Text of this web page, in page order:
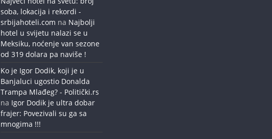
soba, lokacija i rekordi -
srbijahoteli.com na Najbolji
hotel u svijetu nalazi se u
Meksiku, noćenje van sezone
od 319 dolara pa naviše !
Ko je Igor Dodik, koji je u
Banjaluci ugostio Donalda
Trampa Mlađeg? - Politički.rs
na Igor Dodik je ultra dobar
frajer: Povezivali su ga sa
mnogima !!!